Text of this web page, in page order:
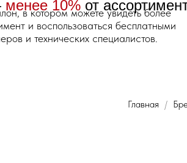
менее 10% от
в котором можете увидеть более
и воспользоваться бесплатными
и технических специалистов.
Главная